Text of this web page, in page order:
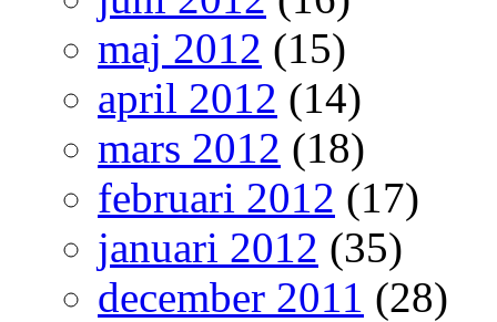
maj 2012 (15)
april 2012 (14)
mars 2012 (18)
februari 2012 (17)
januari 2012 (35)
december 2011 (28)